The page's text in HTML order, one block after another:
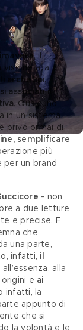
, il
visione alla
archetipi,
associati il
. Qualcuno
in un sistema
privo ormai di
semplificare
più
per un brand
- non
a due letture
e precise. E
che
una parte,
infatti, il
all’essenza, alla
e ai
infatti, la
appunto di
che si
la volontà e le